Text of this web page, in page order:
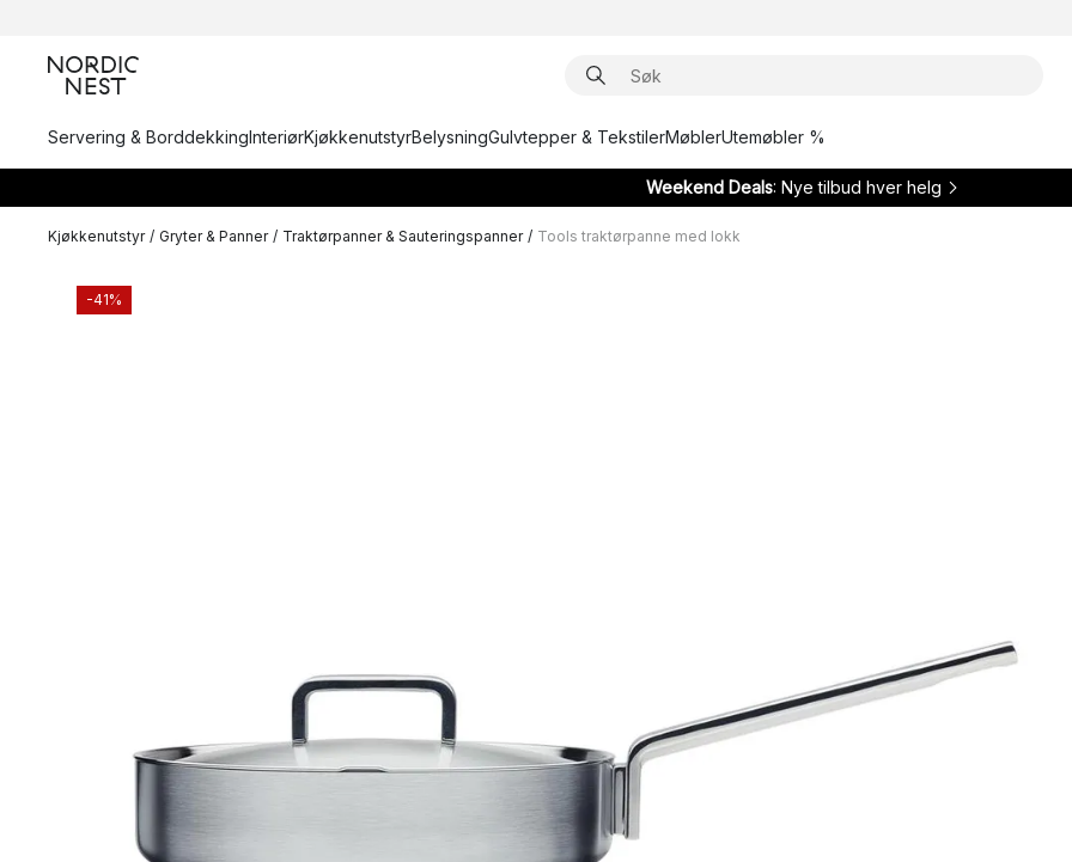
Servering & BorddekkingInteriørKjøkkenutstyrBelysningGulvtepper & TekstilerMøblerUtemøbler %
Weekend Deals: Nye tilbud hver helg
Kjøkkenutstyr / Gryter & Panner / Traktørpanner & Sauteringspanner / Tools traktørpanne med lokk
-41%